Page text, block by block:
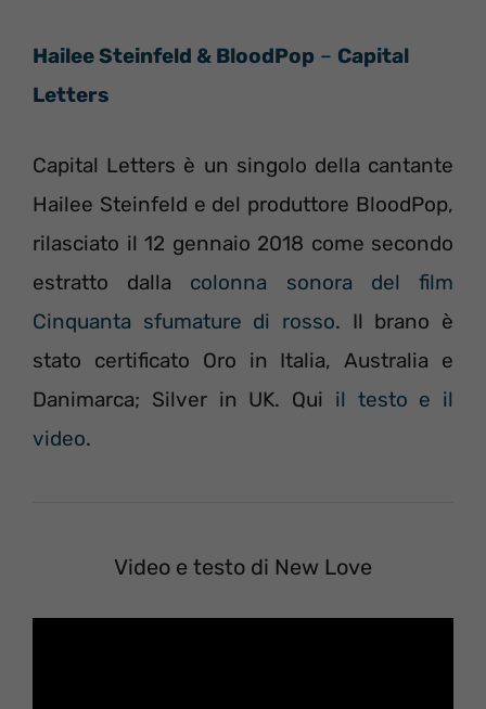
Hailee Steinfeld & BloodPop – Capital
Letters
Capital Letters è un singolo della cantante
Hailee Steinfeld e del produttore BloodPop,
rilasciato il 12 gennaio 2018 come secondo
estratto dalla colonna sonora del film
Cinquanta sfumature di rosso. Il brano è
stato certificato Oro in Italia, Australia e
Danimarca; Silver in UK. Qui il testo e il
video.
Video e testo di New Love